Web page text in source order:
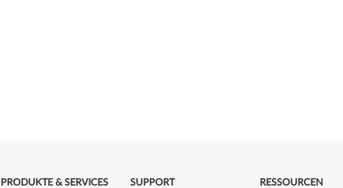
PRODUKTE & SERVICES SUPPORT RESSOURCEN